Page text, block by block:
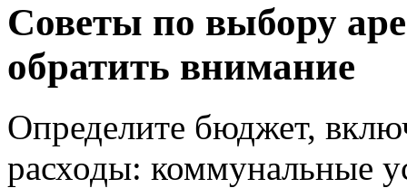
Советы по выбору
обратить внимание
Определите бюджет,
расходы: коммунальные